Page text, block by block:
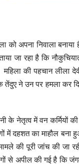
को अपना निवाला
रहा है कि
महिला की पहचान
ने उन पर हमला कर
के नेतृत्व में वन कर्मियों
में दहशत का माहौल बना
की पूरी जांच की जा
से अपील की गई है